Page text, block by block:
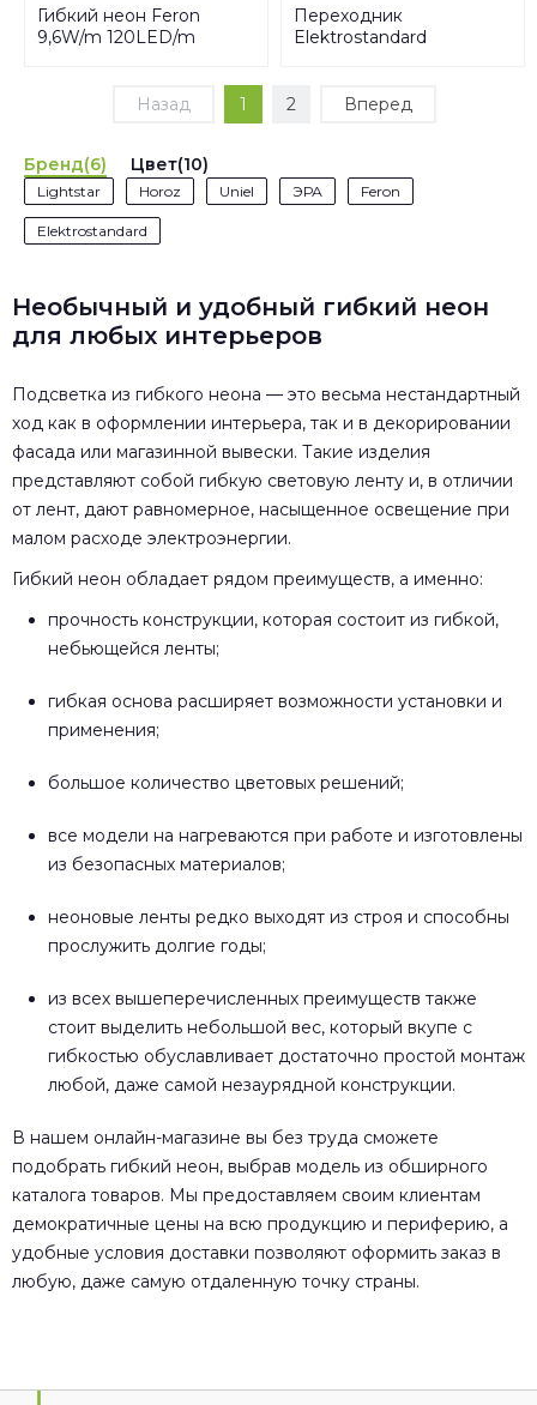
Гибкий неон Feron
9,6W/m 120LED/m
белый 50M LS720 29560
Переходник
Elektrostandard
Назад 1 2 Вперед
Бренд(6) Цвет(10)
Lightstar Horoz Uniel ЭРА Feron
Elektrostandard
Необычный и удобный гибкий неон
для любых интерьеров
Подсветка из гибкого неона — это весьма нестандартный
ход как в оформлении интерьера, так и в декорировании
фасада или магазинной вывески. Такие изделия
представляют собой гибкую световую ленту и, в отличии
от лент, дают равномерное, насыщенное освещение при
малом расходе электроэнергии.
Гибкий неон обладает рядом преимуществ, а именно:
прочность конструкции, которая состоит из гибкой,
небьющейся ленты;
гибкая основа расширяет возможности установки и
применения;
большое количество цветовых решений;
все модели на нагреваются при работе и изготовлены
из безопасных материалов;
неоновые ленты редко выходят из строя и способны
прослужить долгие годы;
из всех вышеперечисленных преимуществ также
стоит выделить небольшой вес, который вкупе с
гибкостью обуславливает достаточно простой монтаж
любой, даже самой незаурядной конструкции.
В нашем онлайн-магазине вы без труда сможете
подобрать гибкий неон, выбрав модель из обширного
каталога товаров. Мы предоставляем своим клиентам
демократичные цены на всю продукцию и периферию, а
удобные условия доставки позволяют оформить заказ в
любую, даже самую отдаленную точку страны.